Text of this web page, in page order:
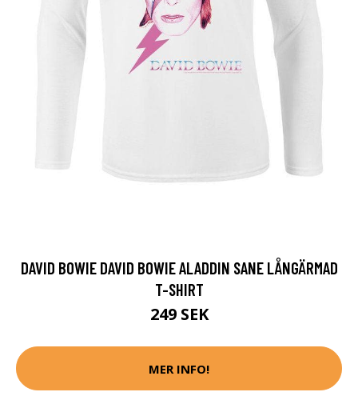
DAVID BOWIE DAVID BOWIE ALADDIN SANE LÅNGÄRMAD
T-SHIRT
249 SEK
MER INFO!